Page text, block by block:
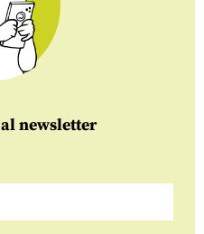
al newsletter